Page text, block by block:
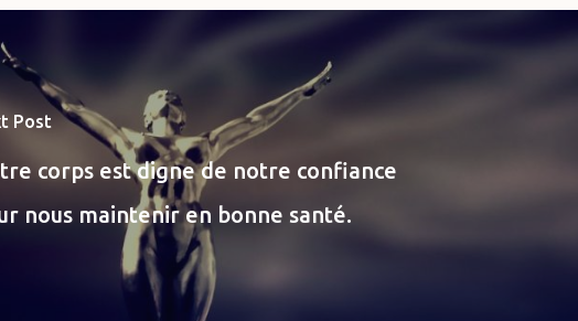
Post
corps est digne de notre confiance
nous maintenir en bonne santé.